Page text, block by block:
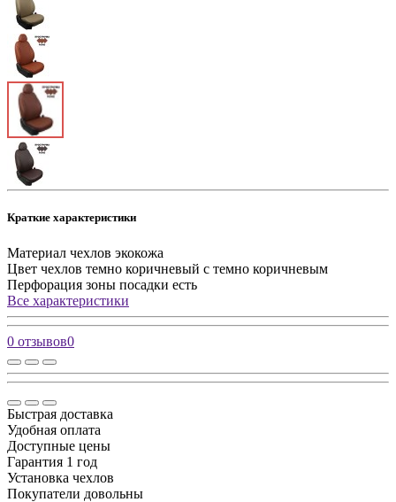
Краткие характеристики
Материал чехлов экокожа
Цвет чехлов темно коричневый с темно коричневым
Перфорация зоны посадки есть
Все характеристики
0 отзывов0
Быстрая доставка
Удобная оплата
Доступные цены
Гарантия 1 год
Установка чехлов
Покупатели довольны